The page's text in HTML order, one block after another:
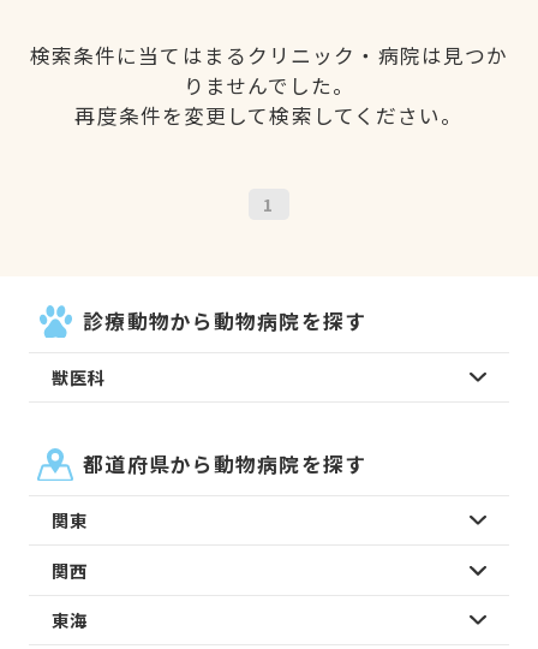
検索条件に当てはまるクリニック・病院は見つか
りませんでした。
再度条件を変更して検索してください。
1
診療動物から動物病院を探す
獣医科
都道府県から動物病院を探す
関東
関西
東海